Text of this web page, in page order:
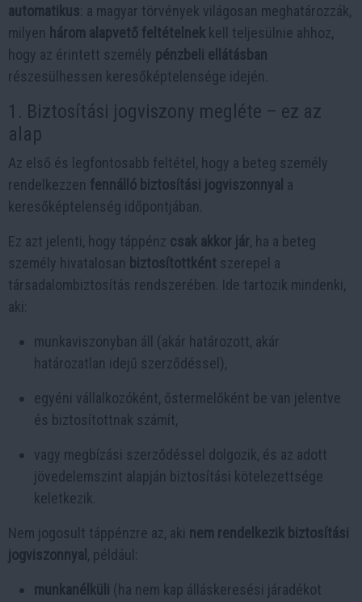
automatikus : a magyar törvények világosan meghatározzák,
milyen három alapvető feltételnek kell teljesülnie ahhoz,
hogy az érintett személy pénzbeli ellátásban
részesülhessen keresőképtelensége idején.
1. Biztosítási jogviszony megléte – ez az
alap
Az első és legfontosabb feltétel, hogy a beteg személy
rendelkezzen fennálló biztosítási jogviszonnyal a
keresőképtelenség időpontjában.
Ez azt jelenti, hogy táppénz csak akkor jár, ha a beteg
személy hivatalosan biztosítottként szerepel a
társadalombiztosítás rendszerében. Ide tartozik mindenki,
aki:
munkaviszonyban áll (akár határozott, akár
határozatlan idejű szerződéssel),
egyéni vállalkozóként, őstermelőként be van jelentve
és biztosítottnak számít,
vagy megbízási szerződéssel dolgozik, és az adott
jövedelemszint alapján biztosítási kötelezettsége
keletkezik.
Nem jogosult táppénzre az, aki nem rendelkezik biztosítási
jogviszonnyal , például:
munkanélküli
(ha nem kap álláskeresési járadékot